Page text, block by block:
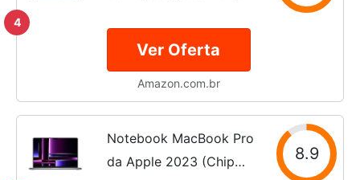
4
núcleos, de 256 GB SSD
Meia-Noite
Ver Oferta
Amazon.com.br
Notebook MacBook Pro
da Apple 2023 (Chip
8.9